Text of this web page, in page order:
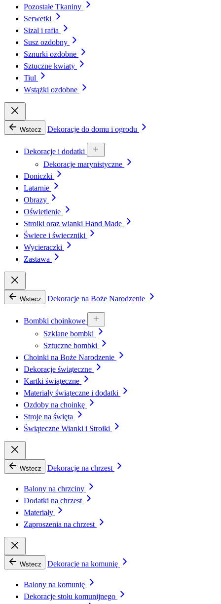
Pozostałe Tkaniny
Serwetki
Sizal i rafia
Susz ozdobny
Sznurki ozdobne
Sztuczne kwiaty
Tiul
Wstążki ozdobne
Wstecz Dekoracje do domu i ogrodu
Dekoracje i dodatki
Dekoracje marynistyczne
Doniczki
Latarnie
Obrazy
Oświetlenie
Stroiki oraz wianki Hand Made
Świece i świeczniki
Wycieraczki
Zastawa
Wstecz Dekoracje na Boże Narodzenie
Bombki choinkowe
Szklane bombki
Sztuczne bombki
Choinki na Boże Narodzenie
Dekoracje świąteczne
Kartki świąteczne
Materiały świąteczne i dodatki
Ozdoby na choinkę
Stroje na święta
Świąteczne Wianki i Stroiki
Wstecz Dekoracje na chrzest
Balony na chrzciny
Dodatki na chrzest
Materiały
Zaproszenia na chrzest
Wstecz Dekoracje na komunię
Balony na komunię
Dekoracje stołu komunijnego